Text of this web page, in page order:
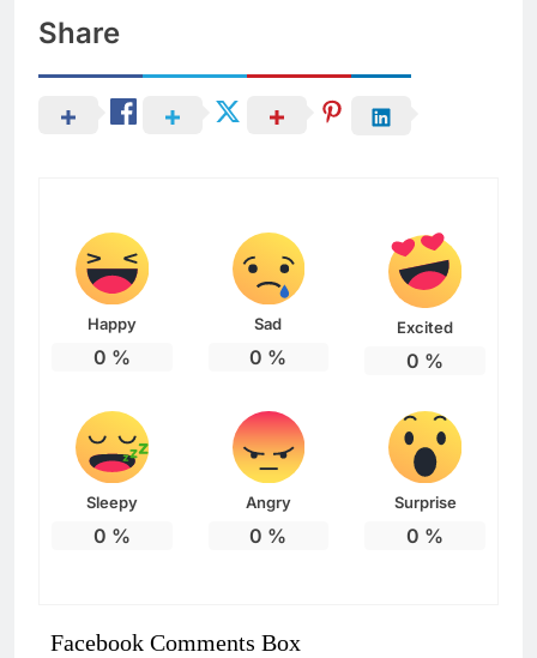
Share
Happy
0 %
Sad
0 %
Excited
0 %
Sleepy
0 %
Angry
0 %
Surprise
0 %
Facebook Comments Box